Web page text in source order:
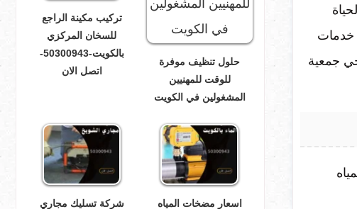
خدمات
جمعية
حلول تنظيف موفرة
للوقت للمهنيين
المشغولين في الكويت
تركيب مكينة الراجع
للسخان المركزي
بالكويت-50300943-
اتصل الان
اسعار مضخات المياه
شركة تسليك مجاري